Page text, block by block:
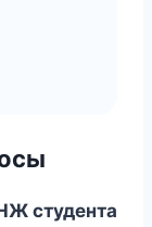
студента